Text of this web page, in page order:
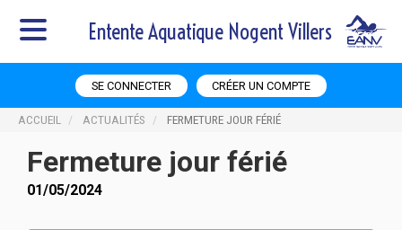
Entente Aquatique Nogent Villers
SE CONNECTER CRÉER UN COMPTE
ACCUEIL ACTUALITÉS FERMETURE JOUR FÉRIÉ
Fermeture jour férié
01/05/2024